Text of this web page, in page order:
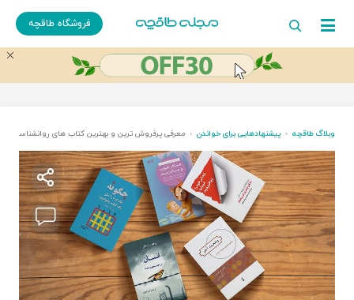
فروشگاه طاقچه
وبلاگ طاقچه پیشنهادهایی برای خواندن معرفی پرفروش ترین و بهترین کتاب های روانشناسی